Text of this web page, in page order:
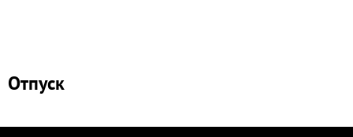
Отпуск